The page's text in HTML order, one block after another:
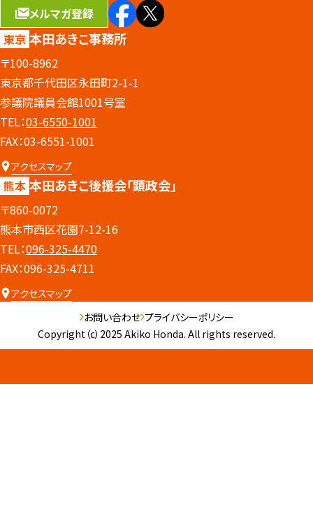
メルマガ登録
東京 本田あきこ事務所
〒100-8962
東京都千代田区永田町2-1-1
参議院議員会館1001号室
TEL：03-6550-1001
FAX：03-6551-1001
アクセスマップ
熊本 本田あきこ後援会「顕政会」
〒860-0072
熊本市西区花園7-12-16
TEL：096-325-4470
FAX：096-325-4711
アクセスマップ
お問い合わせ プライバシーポリシー
Copyright（c）2025 Akiko Honda. All rights reserved.